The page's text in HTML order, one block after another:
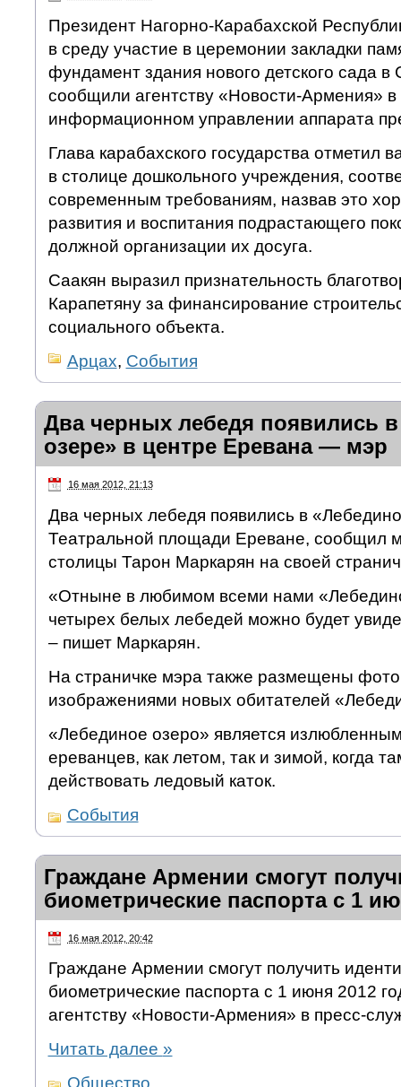
Президент Нагорно-Карабахской
в среду участие в церемонии закладки
фундамент здания нового детского сада в
сообщили агентству «Новости-Армения» в
информационном управлении аппарата
Глава карабахского государства отметил
в столице дошкольного учреждения,
современным требованиям, назвав это
развития и воспитания подрастающего
должной организации их досуга.
Саакян выразил признательность
Карапетяну за финансирование
социального объекта.
Арцах, События
Два черных лебедя появились
озере» в центре Еревана — мэр
16 мая 2012, 21:13
Два черных лебедя появились в
Театральной площади Ереване, сообщил
столицы Тарон Маркарян на своей
«Отныне в любимом всеми нами
четырех белых лебедей можно будет
– пишет Маркарян.
На страничке мэра также размещены
изображениями новых обитателей
«Лебединое озеро» является
ереванцев, как летом, так и зимой, когда
действовать ледовый каток.
События
Граждане Армении смогут
биометрические паспорта с 1
16 мая 2012, 20:42
Граждане Армении смогут получить
биометрические паспорта с 1 июня 2012
агентству «Новости-Армения» в пресс-
Читать далее »